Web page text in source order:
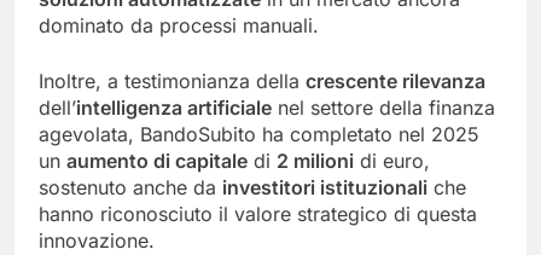
dominato da processi manuali.
Inoltre, a testimonianza della crescente rilevanza
dell’intelligenza artificiale nel settore della finanza
agevolata, BandoSubito ha completato nel 2025
un aumento di capitale di 2 milioni di euro,
sostenuto anche da investitori istituzionali che
hanno riconosciuto il valore strategico di questa
innovazione.